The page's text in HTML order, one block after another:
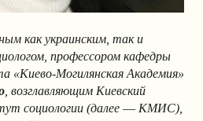
как украинским, так и
профессором кафедры
«Киево-Могилянская Академия»
, возглавляющим Киевский
социологии (далее — КМИС),